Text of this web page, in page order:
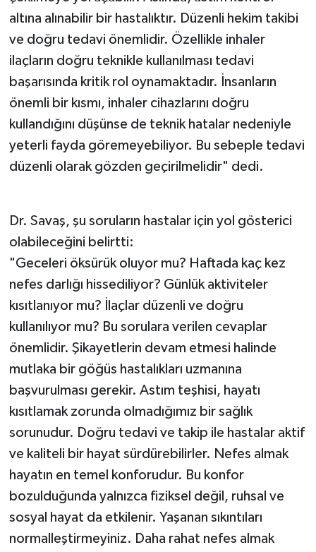
altına alınabilir bir hastalıktır. Düzenli hekim takibi
ve doğru tedavi önemlidir. Özellikle inhaler
ilaçların doğru teknikle kullanılması tedavi
başarısında kritik rol oynamaktadır. İnsanların
önemli bir kısmı, inhaler cihazlarını doğru
kullandığını düşünse de teknik hatalar nedeniyle
yeterli fayda göremeyebiliyor. Bu sebeple tedavi
düzenli olarak gözden geçirilmelidir" dedi.
Dr. Savaş, şu soruların hastalar için yol gösterici
olabileceğini belirtti:
"Geceleri öksürük oluyor mu? Haftada kaç kez
nefes darlığı hissediliyor? Günlük aktiviteler
kısıtlanıyor mu? İlaçlar düzenli ve doğru
kullanılıyor mu? Bu sorulara verilen cevaplar
önemlidir. Şikayetlerin devam etmesi halinde
mutlaka bir göğüs hastalıkları uzmanına
başvurulması gerekir. Astım teşhisi, hayatı
kısıtlamak zorunda olmadığımız bir sağlık
sorunudur. Doğru tedavi ve takip ile hastalar aktif
ve kaliteli bir hayat sürdürebilirler. Nefes almak
hayatın en temel konforudur. Bu konfor
bozulduğunda yalnızca fiziksel değil, ruhsal ve
sosyal hayat da etkilenir. Yaşanan sıkıntıları
normalleştirmeyiniz. Daha rahat nefes almak